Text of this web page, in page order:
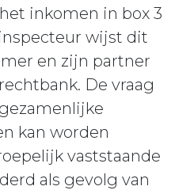
inkomen in box 3
wijst dit
en zijn partner
De vraag
kan worden
vaststaande
als gevolg van